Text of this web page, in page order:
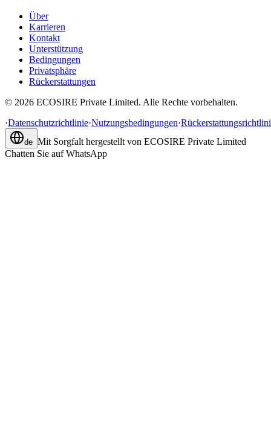
Über
Karrieren
Kontakt
Unterstützung
Bedingungen
Privatsphäre
Rückerstattungen
© 2026 ECOSIRE Private Limited. Alle Rechte vorbehalten.
·Datenschutzrichtlinie·Nutzungsbedingungen·
de Mit Sorgfalt hergestellt von ECOSIRE Private Limited
Chatten Sie auf WhatsApp